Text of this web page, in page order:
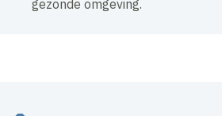
gezonde omgeving.